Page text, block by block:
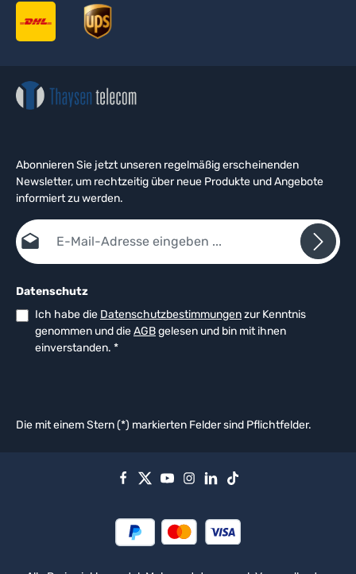
Abonnieren Sie jetzt unseren regelmäßig erscheinenden
Newsletter, um rechtzeitig über neue Produkte und Angebote
informiert zu werden.
E-Mail-Adresse*
Datenschutz
Ich habe die Datenschutzbestimmungenzur Kenntnis
genommen und dieAGBgelesen und bin mit ihnen
einverstanden. *
Die mit einem Stern (*) markierten Felder sind Pflichtfelder.